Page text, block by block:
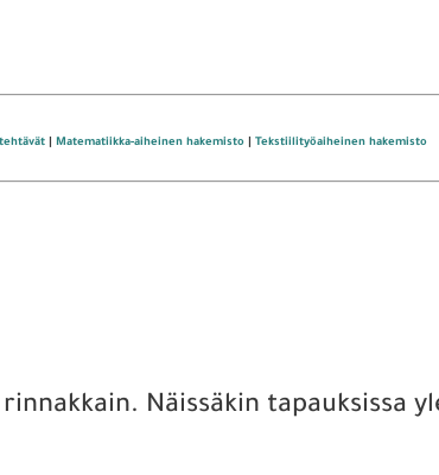
| Matematiikka-aiheinen hakemisto| Tekstiilityöaiheinen hakemisto
Näissäkin tapauksissa